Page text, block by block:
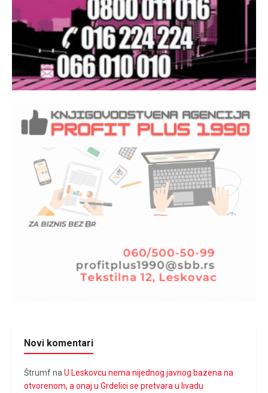
Novi komentari
Štrumfna U Leskovcu nema nijednog javnog bazena na
otvorenom, a onaj u Grdelici se pretvara u livadu